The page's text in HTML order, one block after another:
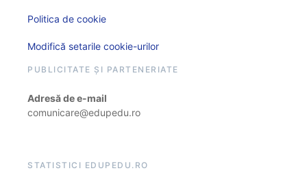
Politica de cookie
Modifică setarile cookie-urilor
PUBLICITATE ȘI PARTENERIATE
Adresă de e-mail
comunicare@edupedu.ro
STATISTICI EDUPEDU.RO